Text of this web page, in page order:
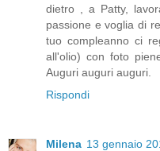
dietro , a Patty,
passione e voglia di
tuo compleanno ci
all'olio) con foto
Auguri auguri auguri.
Rispondi
Milena 13 gennaio